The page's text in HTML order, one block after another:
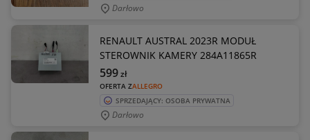
Darłowo
RENAULT AUSTRAL 2023R MODUŁ
STEROWNIK KAMERY 284A11865R
OFERTA ZALLEGRO
599zł
SPRZEDAJĄCY: OSOBA PRYWATNA
Darłowo